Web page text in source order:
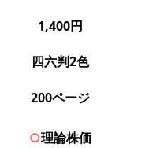
1,400円
四六判2色
200ページ
○理論株価